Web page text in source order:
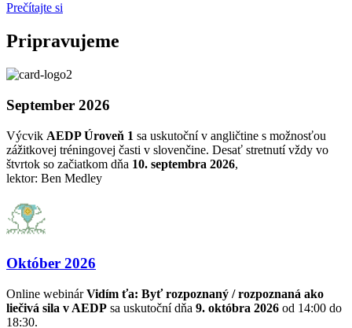
Prečítajte si
Pripravujeme
September 2026
Výcvik AEDP Úroveň 1 sa uskutoční v angličtine s možnosťou
zážitkovej tréningovej časti v slovenčine. Desať stretnutí vždy vo
štvrtok so začiatkom dňa 10. septembra 2026,
lektor: Ben Medley
Október 2026
Online webinárVidím ťa: Byť rozpoznaný / rozpoznaná ako
liečivá sila v AEDP sa uskutoční dňa 9. októbra 2026 od 14:00 do
18:30.